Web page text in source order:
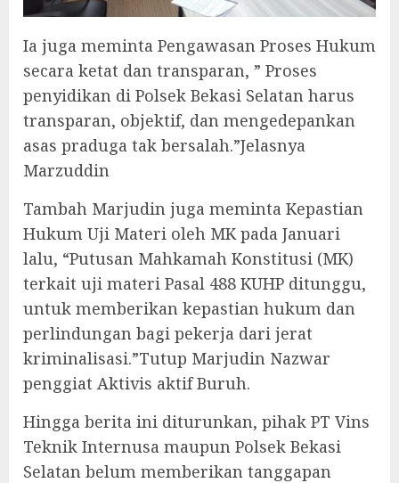
‎Ia juga meminta Pengawasan Proses Hukum
secara ketat dan transparan, ” Proses
penyidikan di Polsek Bekasi Selatan harus
transparan, objektif, dan mengedepankan
asas praduga tak bersalah.”Jelasnya
Marzuddin
‎Tambah Marjudin juga meminta Kepastian
Hukum Uji Materi oleh MK pada Januari
lalu, “Putusan Mahkamah Konstitusi (MK)
terkait uji materi Pasal 488 KUHP ditunggu,
untuk memberikan kepastian hukum dan
perlindungan bagi pekerja dari jerat
kriminalisasi.”Tutup Marjudin Nazwar
penggiat Aktivis aktif Buruh.
‎Hingga berita ini diturunkan, pihak PT Vins
Teknik Internusa maupun Polsek Bekasi
Selatan belum memberikan tanggapan